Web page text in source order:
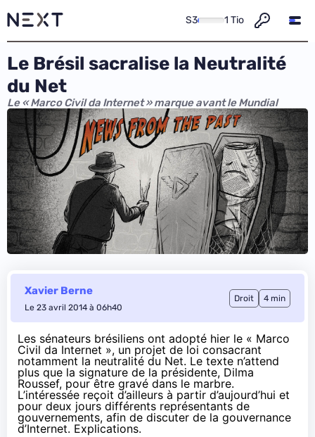
S3 1 Tio
Le Brésil sacralise la Neutralité
du Net
Le « Marco Civil da Internet » marque avant le Mundial
Xavier Berne
Le 23 avril 2014 à 06h40
Droit 4 min
Les sénateurs brésiliens ont adopté hier le « Marco
Civil da Internet », un projet de loi consacrant
notamment la neutralité du Net. Le texte n’attend
plus que la signature de la présidente, Dilma
Roussef, pour être gravé dans le marbre.
L’intéressée reçoit d’ailleurs à partir d’aujourd’hui et
pour deux jours différents représentants de
gouvernements, afin de discuter de la gouvernance
d’Internet. Explications.